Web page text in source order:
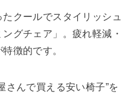
クールでスタイリッシュ
グチェア」。疲れ軽減・
徴的です。
さんで買える安い椅子”を